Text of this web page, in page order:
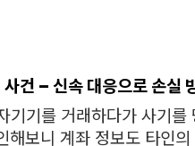
건 – 신속 대응으로 손실
기기를 거래하다가 사기를
해보니 계좌 정보도 타인